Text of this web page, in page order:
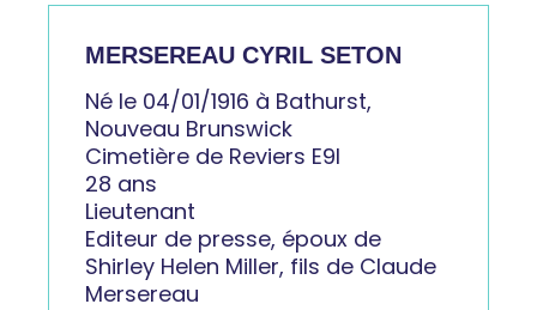
MERSEREAU CYRIL SETON
Né le 04/01/1916 à Bathurst,
Nouveau Brunswick
Cimetière de Reviers E9I
28 ans
Lieutenant
Editeur de presse, époux de
Shirley Helen Miller, fils de Claude
Mersereau